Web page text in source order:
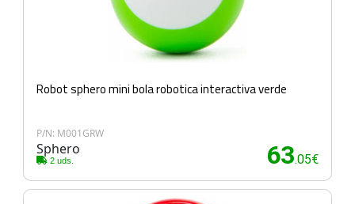
Robot sphero mini bola robotica interactiva verde
P/N: M001GRW
Sphero
2 uds. 63.05€